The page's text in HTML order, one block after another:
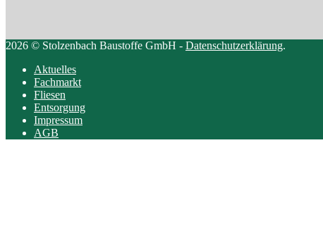
2026 © Stolzenbach Baustoffe GmbH - Datenschutzerklärung.
Aktuelles
Fachmarkt
Fliesen
Entsorgung
Impressum
AGB